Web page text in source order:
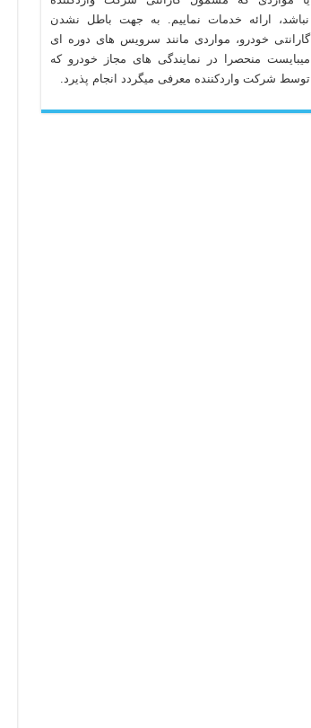
نباشد، ارائه خدمات نماییم. به جهت باطل نشدن
گارانتی خودرو، مواردی مانند سرویس های دوره ای
میبایست منحصرا در نمایندگی های مجاز خودرو که
توسط شرکت واردکننده معرفی میگردد انجام پذیرد.